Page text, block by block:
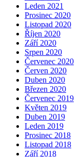
Leden 2021
Prosinec 2020
Listopad 2020
Říjen 2020
Září 2020
Srpen 2020
Červenec 2020
Červen 2020
Duben 2020
Březen 2020
Červenec 2019
Květen 2019
Duben 2019
Leden 2019
Prosinec 2018
Listopad 2018
Září 2018